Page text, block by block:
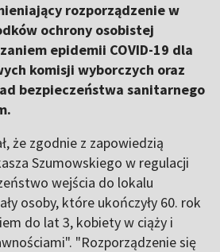
rozporządzenie w
ochrony osobistej
epidemii COVID-19 dla
komisji wyborczych oraz
bezpieczeństwa sanitarnego
że zgodnie z zapowiedzią
Szumowskiego w regulacji
wejścia do lokalu
osoby, które ukończyły 60. rok
do lat 3, kobiety w ciąży i
"Rozporządzenie się